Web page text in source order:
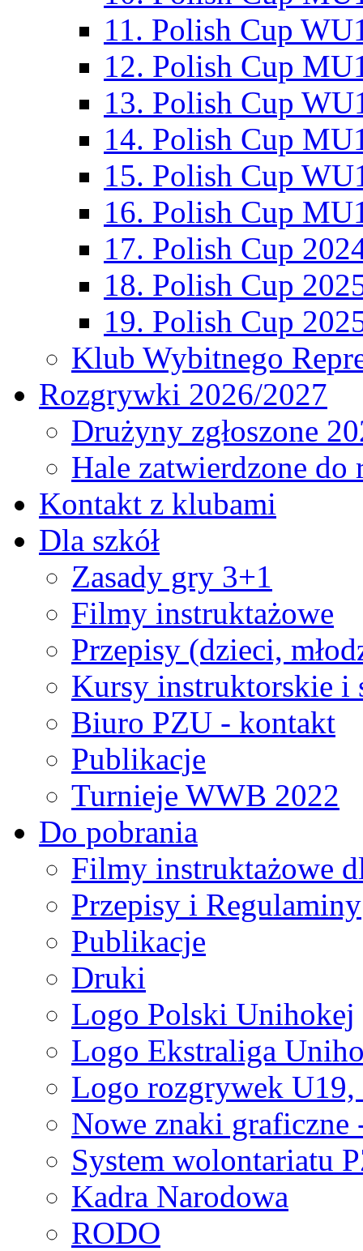
11. Polish Cup
12. Polish Cup
13. Polish Cup
14. Polish Cup
15. Polish Cup
16. Polish Cup
17. Polish Cup
18. Polish Cup
19. Polish Cup
Klub Wybitnego
Rozgrywki 2026/2027
Drużyny zgłoszone
Hale zatwierdzone
Kontakt z klubami
Dla szkół
Zasady gry 3+1
Filmy instruktażowe
Przepisy (dzieci,
Kursy instruktorskie i
Biuro PZU - kontakt
Publikacje
Turnieje WWB 2022
Do pobrania
Filmy instruktażowe
Przepisy i Regulaminy
Publikacje
Druki
Logo Polski Unihokej
Logo Ekstraliga
Logo rozgrywek
Nowe znaki graficzne
System wolontariatu
Kadra Narodowa
RODO